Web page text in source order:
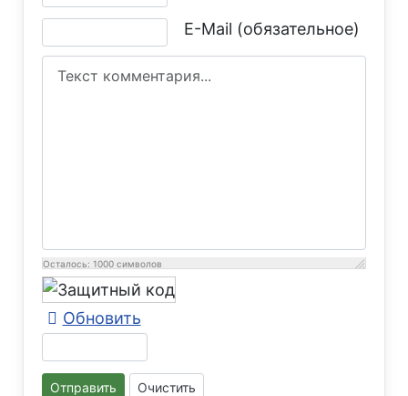
E-Mail (обязательное)
Осталось: 1000 символов
Обновить
Отправить Очистить